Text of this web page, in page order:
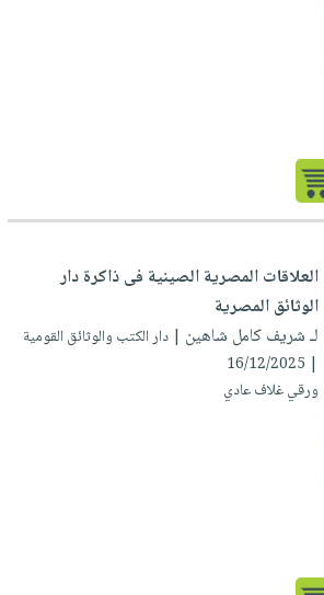
العلاقات المصرية الصينية فى ذاكرة دار
الوثائق المصرية
لـ شريف كامل شاهين | دار الكتب والوثائق القومية
ورقي غلاف عادي